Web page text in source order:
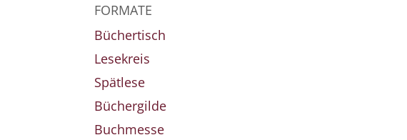
FORMATE
Büchertisch
Lesekreis
Spätlese
Büchergilde
Buchmesse